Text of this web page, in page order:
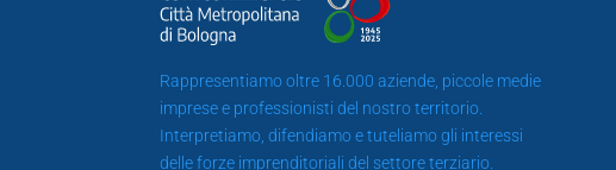
Rappresentiamo oltre 16.000 aziende, piccole medie
imprese e professionisti del nostro territorio.
Interpretiamo, difendiamo e tuteliamo gli interessi
delle forze imprenditoriali del settore terziario.